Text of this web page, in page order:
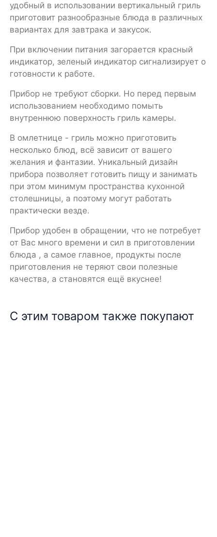
удобный в использовании вертикальный гриль
приготовит разнообразные блюда в различных
вариантах для завтрака и закусок.
При включении питания загорается красный
индикатор, зеленый индикатор сигнализирует о
готовности к работе.
Прибор не требуют сборки. Но перед первым
использованием необходимо помыть
внутреннюю поверхность гриль камеры.
В омлетнице - гриль можно приготовить
несколько блюд, всё зависит от вашего
желания и фантазии. Уникальный дизайн
прибора позволяет готовить пищу и занимать
при этом минимум пространства кухонной
столешницы, а поэтому могут работать
практически везде.
Прибор удобен в обращении, что не потребует
от Вас много времени и сил в приготовлении
блюда , а самое главное, продукты после
приготовления не теряют свои полезные
качества, а становятся ещё вкуснее!
С этим товаром также покупают